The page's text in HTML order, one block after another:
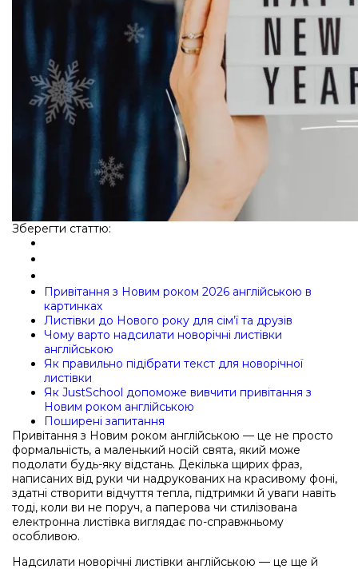
Зберегти статтю:
Привітання з Новим роком 2026 англійською в
картинках
Листівки до Нового року для сім’ї та друзів
Чому варто надсилати новорічні листівки
англійською
Як правильно підібрати текст для новорічної
листівки
Як JustSchool допоможе вивчити привітання з
Новим роком англійською
Поширені запитання
Привітання з Новим роком англійською — це не просто
формальність, а маленький носій свята, який може
подолати будь-яку відстань. Декілька щирих фраз,
написаних від руки чи надрукованих на красивому фоні,
здатні створити відчуття тепла, підтримки й уваги навіть
тоді, коли ви не поруч, а паперова чи стилізована
електронна листівка виглядає по-справжньому
особливою.
Надсилати новорічні листівки англійською — це ще й